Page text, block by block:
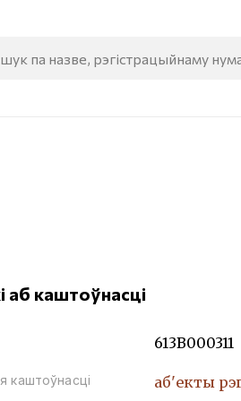
аб каштоўнасці
613В000311
каштоўнасці аб'екты